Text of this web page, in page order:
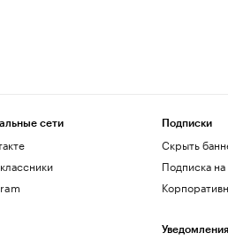
сети Подписки
Скрыть
Подписка
Уведомления